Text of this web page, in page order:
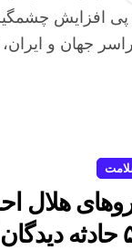
جهان و ایران،
هلال
کردند